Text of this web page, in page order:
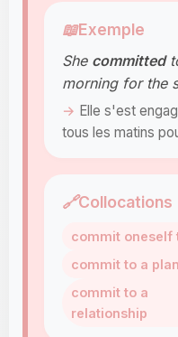
📖Exemple
She committed
morning for the
Elle s'est
tous les matins
🔗Collocations
commit oneself
commit to a plan
commit to a
relationship